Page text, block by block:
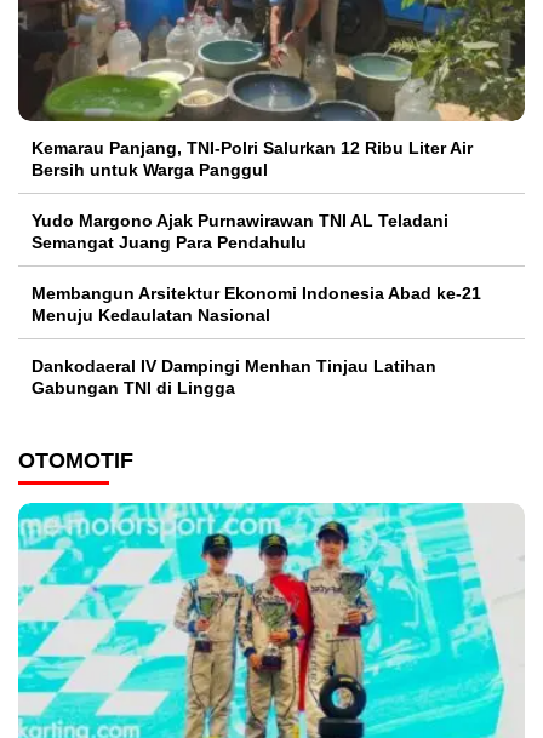
Kemarau Panjang, TNI-Polri Salurkan 12 Ribu Liter Air
Bersih untuk Warga Panggul
Yudo Margono Ajak Purnawirawan TNI AL Teladani
Semangat Juang Para Pendahulu
Membangun Arsitektur Ekonomi Indonesia Abad ke-21
Menuju Kedaulatan Nasional
Dankodaeral IV Dampingi Menhan Tinjau Latihan
Gabungan TNI di Lingga
OTOMOTIF